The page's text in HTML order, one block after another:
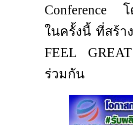
Conference โด
ในครั้งนี้ ที่สร้
FEEL
ร่วมกัน